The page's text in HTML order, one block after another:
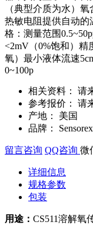
（典型介质为水）
热敏电阻提供自动的
格：测量范围
<2mV（0%饱和）精
氧）最小液体流速
0~100p
相关资料：
请
参考报价：
请
产地：
美国
品牌：
Sensorex
留言咨询 QQ咨询 微
详细信息
规格参数
包装
用途： CS511溶解氧